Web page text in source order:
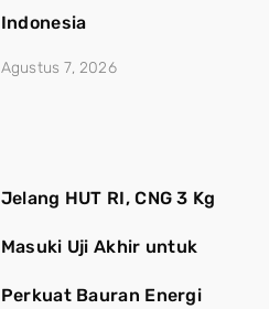
Indonesia
Agustus 7, 2026
Jelang HUT RI, CNG 3 Kg
Masuki Uji Akhir untuk
Perkuat Bauran Energi